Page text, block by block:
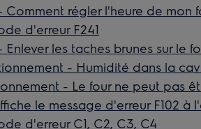
Comment régler l'heure de mon
d'erreur F241
Enlever les taches brunes sur le
- Humidité dans la
- Le four ne peut pas
le message d'erreur F102 à
d'erreur C1, C2, C3, C4